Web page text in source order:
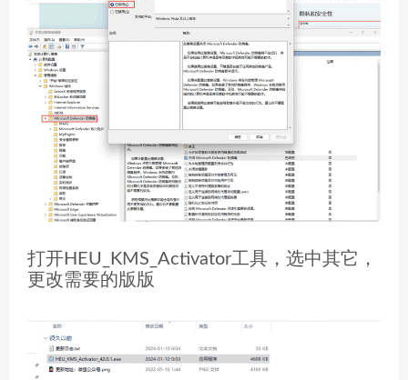
打开HEU_KMS_Activator工具，选中其它，
更改需要的版版